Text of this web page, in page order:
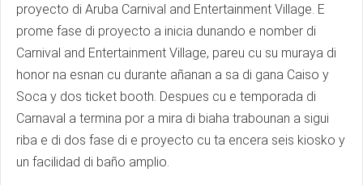
proyecto di Aruba Carnival and Entertainment Village. E
prome fase di proyecto a inicia dunando e nomber di
Carnival and Entertainment Village, pareu cu su muraya di
honor na esnan cu durante añanan a sa di gana Caiso y
Soca y dos ticket booth. Despues cu e temporada di
Carnaval a termina por a mira di biaha trabounan a sigui
riba e di dos fase di e proyecto cu ta encera seis kiosko y
un facilidad di baño amplio.